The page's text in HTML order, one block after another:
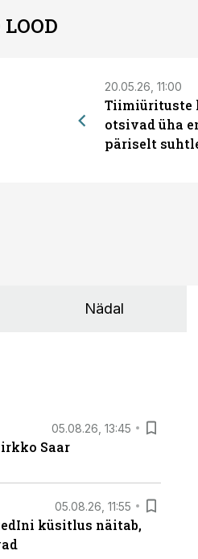
20.05.26, 11:00
Tiimiürituste
otsivad üha
päriselt
Nädal
05.08.26, 13:45
Saar
05.08.26, 11:55
küsitlus näitab,